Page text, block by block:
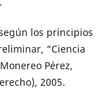
los principios
“Ciencia
Pérez,
2005.